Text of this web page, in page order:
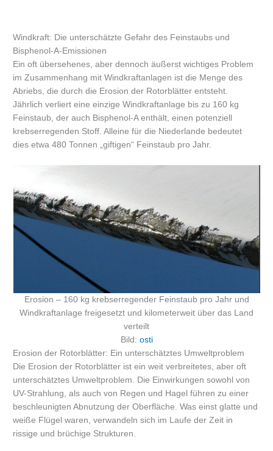
Windkraft: Die unterschätzte Gefahr des Feinstaubs und
Bisphenol-A-Emissionen
Ein oft übersehenes, aber dennoch äußerst wichtiges Problem
im Zusammenhang mit Windkraftanlagen ist die Menge des
Abriebs, die durch die Erosion der Rotorblätter entsteht.
Jährlich verliert eine einzige Windkraftanlage bis zu 160 kg
Feinstaub, der auch Bisphenol-A enthält, einen potenziell
krebserregenden Stoff. Alleine für die Niederlande bedeutet
dies etwa 480 Tonnen „giftigen“ Feinstaub pro Jahr.
Erosion – 160 kg krebserregender Feinstaub pro Jahr und
Windkraftanlage freigesetzt und kilometerweit über das Land
verteilt
Bild: osti
Erosion der Rotorblätter: Ein unterschätztes Umweltproblem
Die Erosion der Rotorblätter ist ein weit verbreitetes, aber oft
unterschätztes Umweltproblem. Die Einwirkungen sowohl von
UV-Strahlung, als auch von Regen und Hagel führen zu einer
beschleunigten Abnutzung der Oberfläche. Was einst glatte und
weiße Flügel waren, verwandeln sich im Laufe der Zeit in
rissige und brüchige Strukturen.